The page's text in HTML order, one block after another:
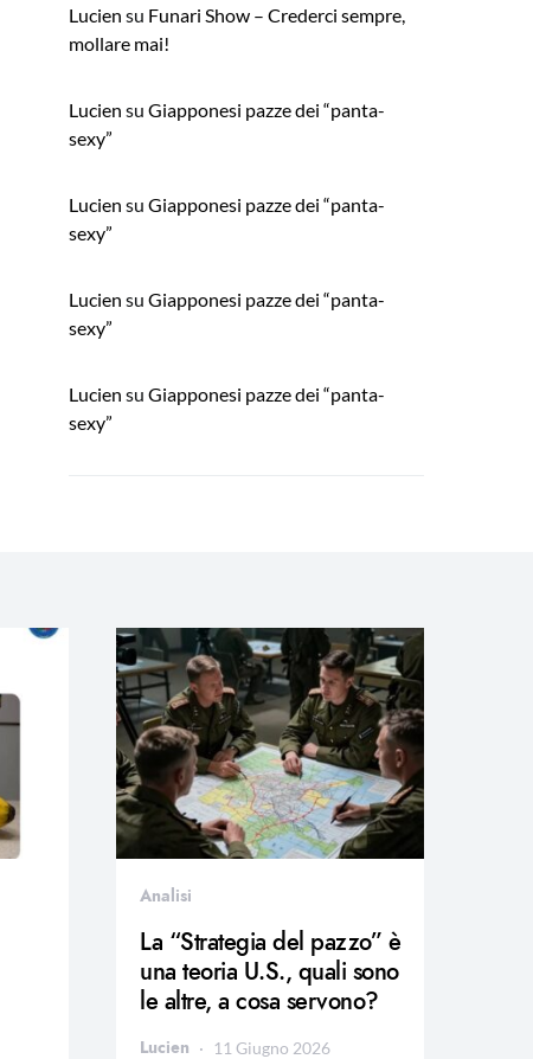
Lucien su Funari Show – Crederci sempre,
mollare mai!
Lucien su Giapponesi pazze dei “panta-
sexy”
Lucien su Giapponesi pazze dei “panta-
sexy”
Lucien su Giapponesi pazze dei “panta-
sexy”
Lucien su Giapponesi pazze dei “panta-
sexy”
Analisi
La “Strategia del pazzo” è
una teoria U.S., quali sono
le altre, a cosa servono?
Lucien 11 Giugno 2026